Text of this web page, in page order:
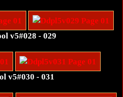
v5#028 - 029
v5#030 - 031